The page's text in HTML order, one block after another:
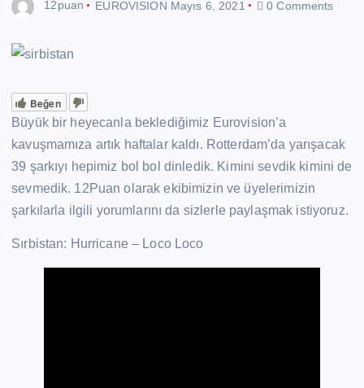
12puan EUROVISION Mayıs 6, 2021 0 Comments
Beğen
Büyük bir heyecanla beklediğimiz Eurovision’a
kavuşmamıza artık haftalar kaldı. Rotterdam’da yarışacak
39 şarkıyı hepimiz bol bol dinledik. Kimini sevdik kimini de
sevmedik. 12Puan olarak ekibimizin ve üyelerimizin
şarkılarla ilgili yorumlarını da sizlerle paylaşmak istiyoruz.
Sırbistan: Hurricane – Loco Loco